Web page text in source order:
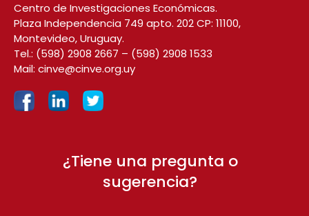
Centro de Investigaciones Económicas.
Plaza Independencia 749 apto. 202 CP: 11100,
Montevideo, Uruguay.
Tel.: (598) 2908 2667 – (598) 2908 1533
Mail: cinve@cinve.org.uy
¿Tiene una pregunta o
sugerencia?